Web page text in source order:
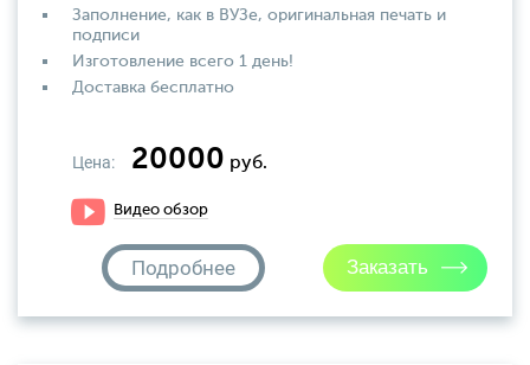
Заполнение, как в ВУЗе, оригинальная печать и
подписи
Изготовление всего 1 день!
Доставка бесплатно
Цена: 20000 руб.
Видео обзор
Подробнее